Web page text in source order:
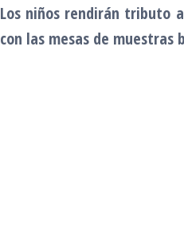
Los niños rendirán tributo
con las mesas de muestras